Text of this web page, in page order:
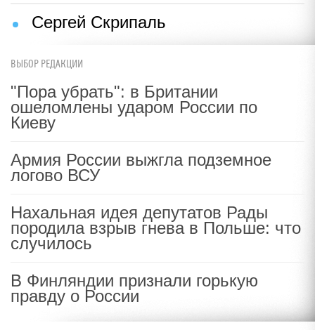
Сергей Скрипаль
ВЫБОР РЕДАКЦИИ
"Пора убрать": в Британии
ошеломлены ударом России по
Киеву
Армия России выжгла подземное
логово ВСУ
Нахальная идея депутатов Рады
породила взрыв гнева в Польше: что
случилось
В Финляндии признали горькую
правду о России